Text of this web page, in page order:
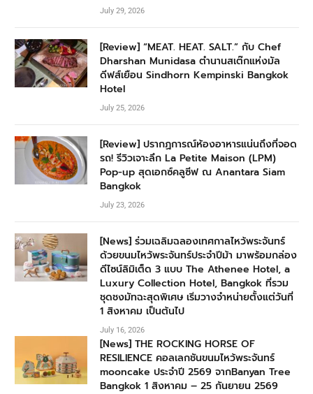
July 29, 2026
[Review] “MEAT. HEAT. SALT.” กับ Chef
Dharshan Munidasa ตำนานสเต๊กแห่งมัล
ดีฟส์เยือน Sindhorn Kempinski Bangkok
Hotel
July 25, 2026
[Review] ปรากฏการณ์ห้องอาหารแน่นถึงที่จอด
รถ! รีวิวเจาะลึก La Petite Maison (LPM)
Pop-up สุดเอกซ์คลูซีฟ ณ Anantara Siam
Bangkok
July 23, 2026
[News] ร่วมเฉลิมฉลองเทศกาลไหว้พระจันทร์
ด้วยขนมไหว้พระจันทร์ประจำปีม้า มาพร้อมกล่อง
ดีไซน์ลิมิเต็ด 3 แบบ The Athenee Hotel, a
Luxury Collection Hotel, Bangkok ที่รวม
ชุดชงมัทฉะสุดพิเศษ เริ่มวางจำหน่ายตั้งแต่วันที่
1 สิงหาคม เป็นต้นไป
July 16, 2026
[News] THE ROCKING HORSE OF
RESILIENCE คอลเลกชันขนมไหว้พระจันทร์
mooncake ประจำปี 2569 จากBanyan Tree
Bangkok 1 สิงหาคม – 25 กันยายน 2569